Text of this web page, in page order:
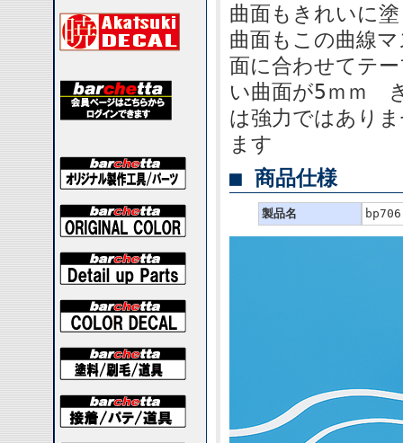
曲面もきれいに
曲面もこの曲線
面に合わせてテ
い曲面が5ｍｍ
は強力ではあり
ます
■ 商品仕様
製品名